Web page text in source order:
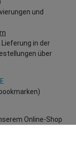
und
in der
über
Online-Shop
EU UID